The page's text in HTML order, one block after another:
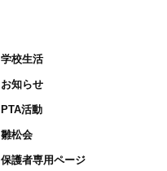
学校生活
お知らせ
PTA活動
雛松会
保護者専用ページ